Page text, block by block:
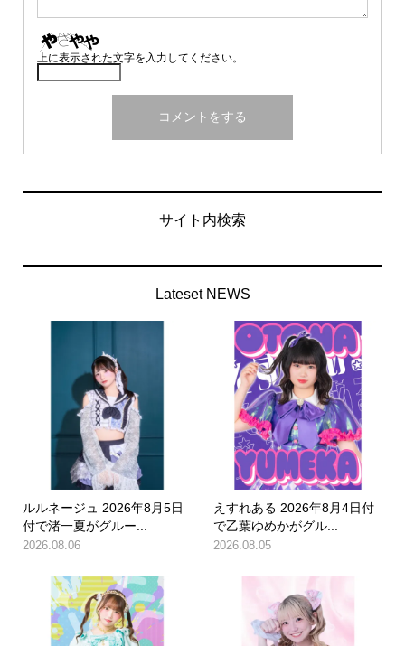
上に表示された文字を入力してください。
サイト内検索
Lateset NEWS
ルルネージュ 2026年8月5日
付で渚一夏がグルー...
2026.08.06
えすれある 2026年8月4日付
で乙葉ゆめかがグル...
2026.08.05